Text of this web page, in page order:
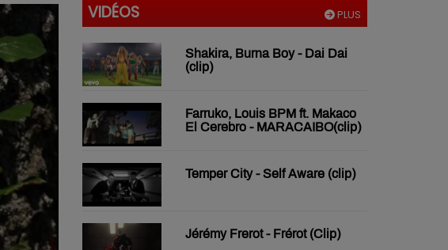
PLUS
VIDÉOS
Shakira, Burna Boy - Dai Dai
(clip)
Farruko, Louis BPM ft. Makaco
El Cerebro - MARACAIBO(clip)
Temper City - Self Aware (clip)
Jérémy Frerot - Frérot (Clip)